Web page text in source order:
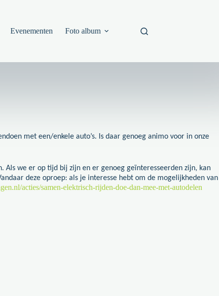
Evenementen Foto album
met een/enkele auto’s. Is daar genoeg animo voor in onze
we er op tijd bij zijn en er genoeg geïnteresseerden zijn, kan
deze oproep: al s je interesse hebt om de mogelijkheden van
acties/samen-elektrisch-rijden-doe-dan-mee-met-autodelen